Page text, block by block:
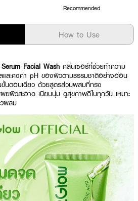
Recommended
How to Use
Facial Wash คลีนเซอร์ที่ช่วยทำความ
ละคงค่า pH ของผิวตามธรรมชาติอย่างอ่อน
ขั้นตอนเดียว ด้วยสูตรส่วนผสมที่ทรง
ยผิวสะอาด เนียนนุ่ม ดูสุขภาพดีในทุกวัน เหมาะ
ผสม